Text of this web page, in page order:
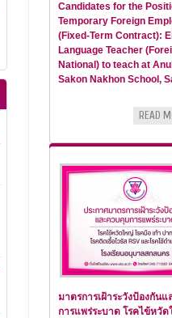
Candidates for the
Temporary Foreign
(Fixed-Term Contract):
Language Teacher
National) to teach at
Sakon Nakhon School,
READ
มาตรการเฝ้าระวังป้องกัน
การแพร่ระบาด โรคไข้หวัด